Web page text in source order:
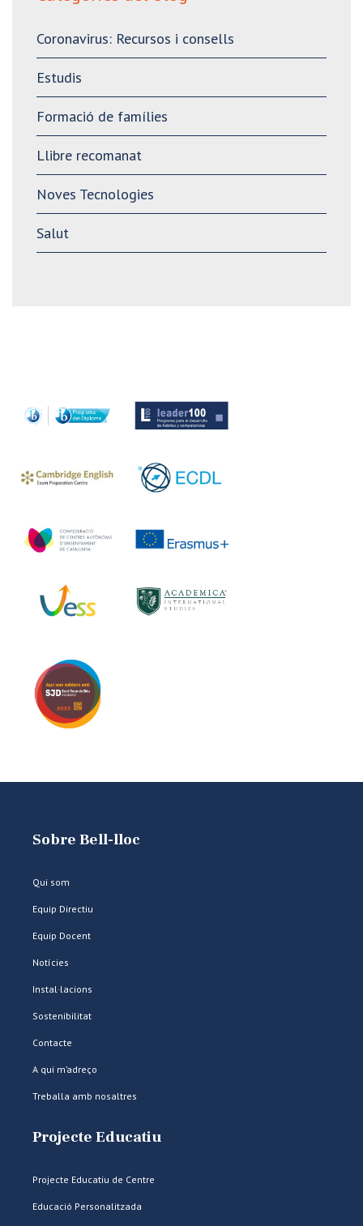
Coronavirus: Recursos i consells
Estudis
Formació de famílies
Llibre recomanat
Noves Tecnologies
Salut
Sobre Bell-lloc
Qui som
Equip Directiu
Equip Docent
Notícies
Instal·lacions
Sostenibilitat
Contacte
A qui m’adreço
Treballa amb nosaltres
Projecte Educatiu
Projecte Educatiu de Centre
Educació Personalitzada